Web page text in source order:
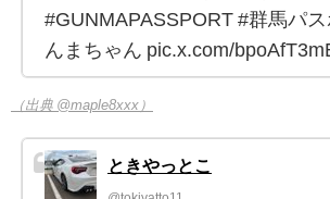
#GUNMAPASSPORT #群馬パス
んまちゃん pic.x.com/
（出典 @maple8xxx）
ときやっとこ